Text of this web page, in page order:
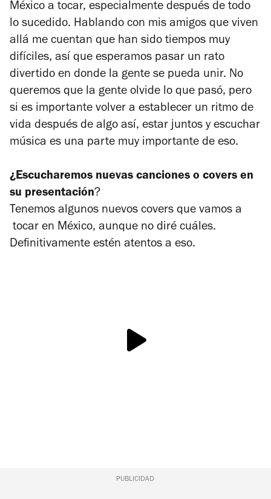
México a tocar, especialmente después de todo
lo sucedido. Hablando con mis amigos que viven
allá me cuentan que han sido tiempos muy
difíciles, así que esperamos pasar un rato
divertido en donde la gente se pueda unir. No
queremos que la gente olvide lo que pasó, pero
si es importante volver a establecer un ritmo de
vida después de algo así, estar juntos y escuchar
música es una parte muy importante de eso.
¿Escucharemos nuevas canciones o covers en
su presentación?
Tenemos algunos nuevos covers que vamos a
tocar en México, aunque no diré cuáles.
Definitivamente estén atentos a eso.
PUBLICIDAD